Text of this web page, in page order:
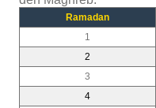
Ramadan
1
2
3
4